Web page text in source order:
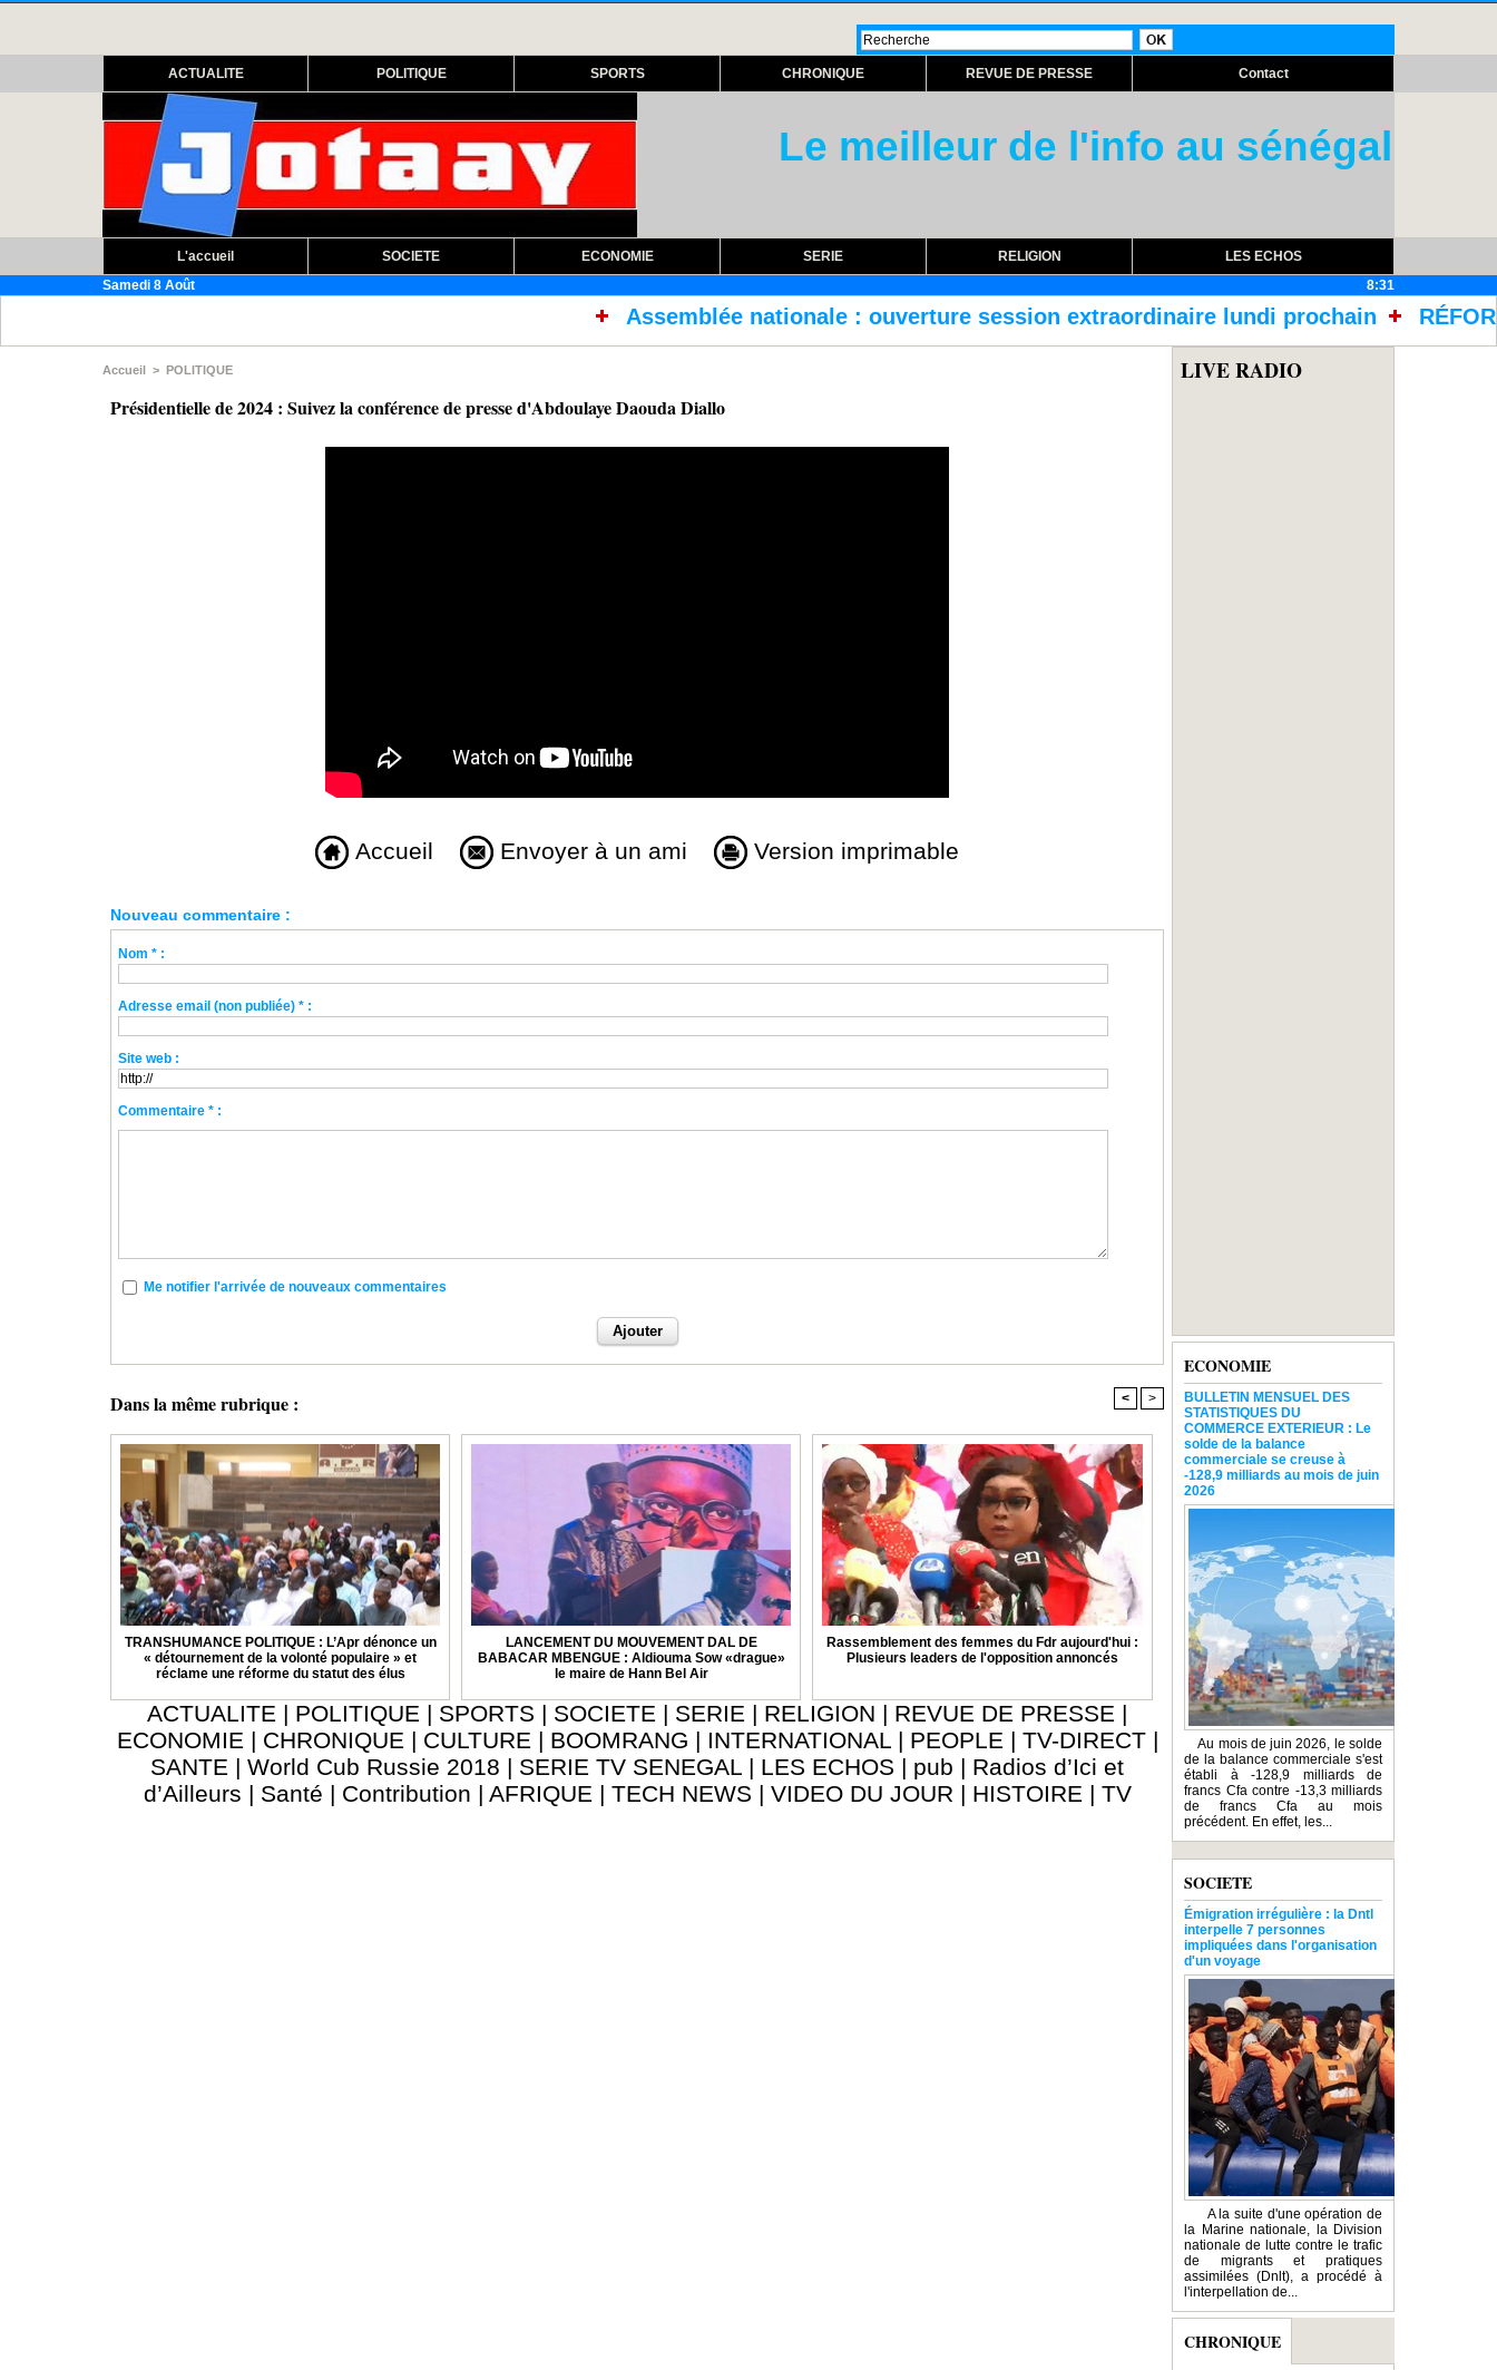
ACTUALITE POLITIQUE SPORTS CHRONIQUE REVUE DE PRESSE Contact
Le meilleur de l'info au sénégal
L'accueil SOCIETE ECONOMIE SERIE RELIGION
LES ECHOS
Samedi 8 Août
8:31
Assemblée nationale : ouverture session extraordinaire lundi prochain RÉFORME DES
Accueil > POLITIQUE
Présidentielle de 2024 : Suivez la conférence de presse d'Abdoulaye Daouda Diallo
Accueil Envoyer à un ami Version imprimable
Nouveau commentaire :
Nom * :
Adresse email (non publiée) * :
Site web :
Commentaire * :
Me notifier l'arrivée de nouveaux commentaires
Dans la même rubrique : < >
TRANSHUMANCE POLITIQUE : L’Apr dénonce un
« détournement de la volonté populaire » et
réclame une réforme du statut des élus
LANCEMENT DU MOUVEMENT DAL DE
BABACAR MBENGUE : Aldiouma Sow «drague»
le maire de Hann Bel Air
Rassemblement des femmes du Fdr aujourd'hui :
Plusieurs leaders de l'opposition annoncés
ACTUALITE | POLITIQUE | SPORTS | SOCIETE | SERIE | RELIGION | REVUE DE PRESSE |
ECONOMIE | CHRONIQUE | CULTURE | BOOMRANG | INTERNATIONAL | PEOPLE | TV-DIRECT |
SANTE | World Cub Russie 2018 | SERIE TV SENEGAL | LES ECHOS | pub | Radios d’Ici et
d’Ailleurs | Santé | Contribution | AFRIQUE | TECH NEWS | VIDEO DU JOUR | HISTOIRE | TV
LIVE RADIO
ECONOMIE
BULLETIN MENSUEL DES
STATISTIQUES DU
COMMERCE EXTERIEUR : Le
solde de la balance
commerciale se creuse à
-128,9 milliards au mois de juin
2026
Au mois de juin 2026, le solde
de la balance commerciale s'est
établi à -128,9 milliards de
francs Cfa contre -13,3 milliards
de francs Cfa au mois
précédent. En effet, les...
SOCIETE
Émigration irrégulière : la Dntl
interpelle 7 personnes
impliquées dans l'organisation
d'un voyage
A la suite d'une opération de
la Marine nationale, la Division
nationale de lutte contre le trafic
de migrants et pratiques
assimilées (Dnlt), a procédé à
l'interpellation de...
CHRONIQUE